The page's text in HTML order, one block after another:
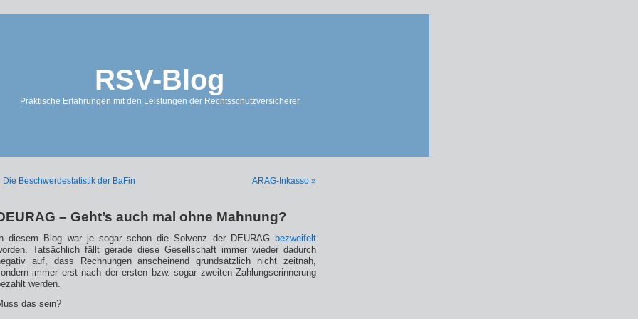
RSV-Blog
Praktische Erfahrungen mit den Leistungen der Rechtsschutzversicherer
Die Beschwerdestatistik der BaFin ARAG-Inkasso »
– Geht’s auch mal ohne Mahnung?
diesem Blog war je sogar schon die Solvenz der DEURAG
bezweifelt
Tatsächlich fällt gerade diese Gesellschaft immer wieder dadurch
auf, dass Rechnungen anscheinend grundsätzlich nicht zeitnah,
immer erst nach der ersten bzw. sogar zweiten Zahlungserinnerung
werden.
das sein?